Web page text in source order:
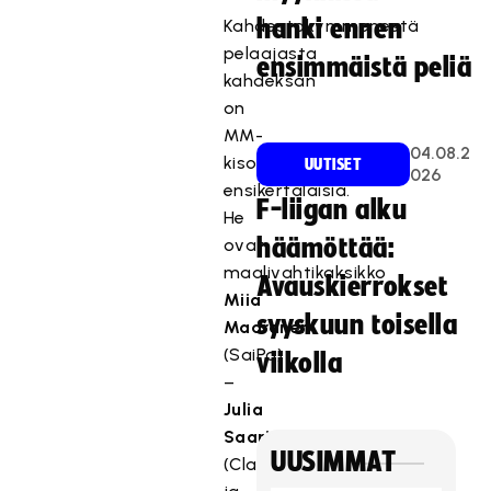
Kahdestakymmenestä
pelaajasta
kahdeksan
on
MM-
kisojen
ensikertalaisia.
He
ovat
maalivahtikaksikko
Miia
Maaranen
(SaiPa)
–
Julia
Saarinen
(Classic),
hanki ennen
ensimmäistä peliä
UUTISET
04.08.2
026
F-liigan alku
häämöttää:
Avauskierrokset
syyskuun toisella
viikolla
UUSIMMAT